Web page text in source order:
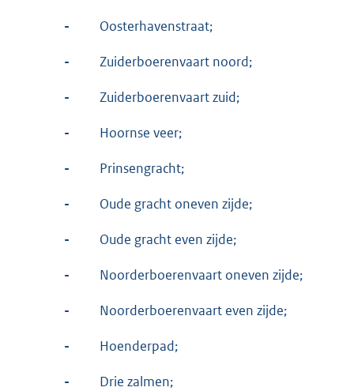
- Oosterhavenstraat;
- Zuiderboerenvaart noord;
- Zuiderboerenvaart zuid;
- Hoornse veer;
- Prinsengracht;
- Oude gracht oneven zijde;
- Oude gracht even zijde;
- Noorderboerenvaart oneven zijde;
- Noorderboerenvaart even zijde;
- Hoenderpad;
- Drie zalmen;